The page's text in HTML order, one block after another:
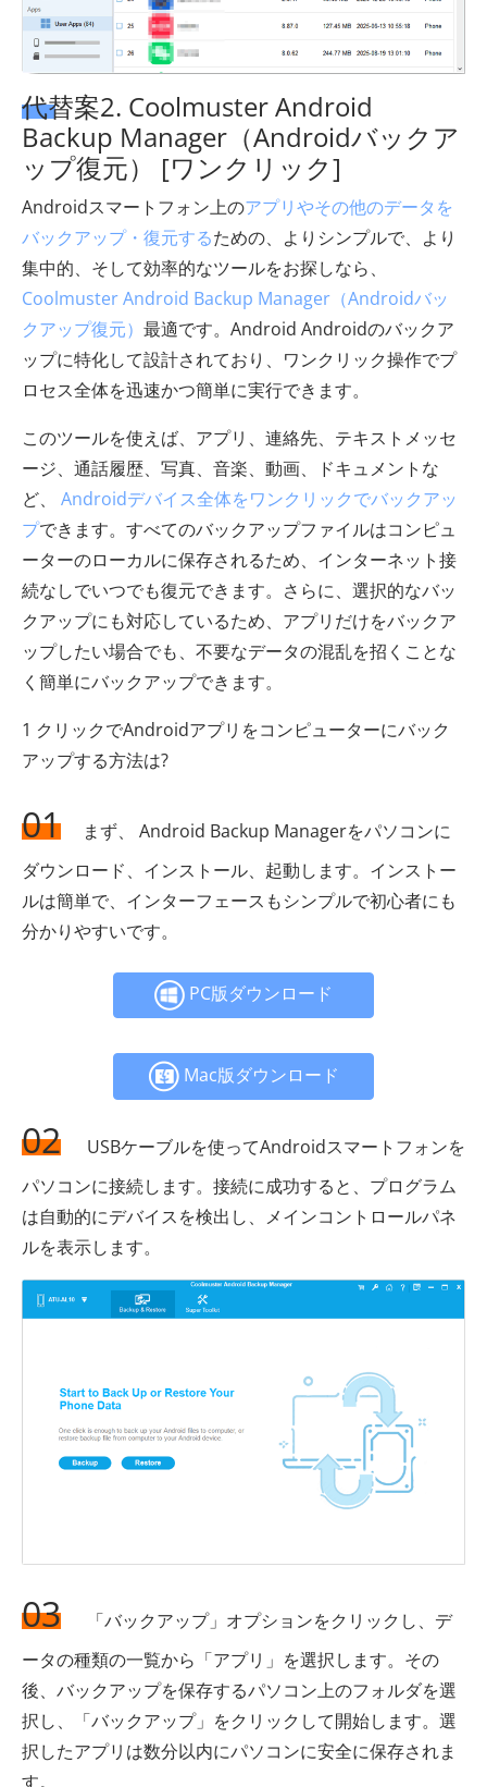
代替案2. Coolmuster Android
Backup Manager（Androidバックア
ップ復元） [ワンクリック]
Androidスマートフォン上のアプリやその他のデータを
バックアップ・復元するための、よりシンプルで、より
集中的、そして効率的なツールをお探しなら、
Coolmuster Android Backup Manager（Androidバッ
クアップ復元） 最適です。Android Androidのバックア
ップに特化して設計されており、ワンクリック操作でプ
ロセス全体を迅速かつ簡単に実行できます。
このツールを使えば、アプリ、連絡先、テキストメッセ
ージ、通話履歴、写真、音楽、動画、ドキュメントな
ど、 Androidデバイス全体をワンクリックでバックアッ
プできます。すべてのバックアップファイルはコンピュ
ーターのローカルに保存されるため、インターネット接
続なしでいつでも復元できます。さらに、選択的なバッ
クアップにも対応しているため、アプリだけをバックア
ップしたい場合でも、不要なデータの混乱を招くことな
く簡単にバックアップできます。
1 クリックでAndroidアプリをコンピューターにバック
アップする方法は?
01
まず、 Android Backup Managerをパソコンに
ダウンロード、インストール、起動します。インストー
ルは簡単で、インターフェースもシンプルで初心者にも
分かりやすいです。
PC版ダウンロード
Mac版ダウンロード
02
USBケーブルを使ってAndroidスマートフォンを
パソコンに接続します。接続に成功すると、プログラム
は自動的にデバイスを検出し、メインコントロールパネ
ルを表示します。
03
「バックアップ」オプションをクリックし、デ
ータの種類の一覧から「アプリ」を選択します。その
後、バックアップを保存するパソコン上のフォルダを選
択し、「バックアップ」をクリックして開始します。選
択したアプリは数分以内にパソコンに安全に保存されま
す。